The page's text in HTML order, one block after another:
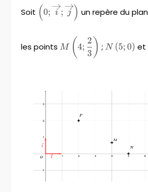
Soit \left(0;\overrightarrow{i}
;\overrightarrow{j}
(0; i ; j ) un repère du
les points M\left(4;\frac{2}
{3} \right)
M (4;
3
2 ) ;N (5; 0) et